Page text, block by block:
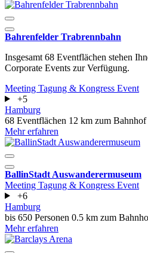
Bahrenfelder Trabrennbahn
Insgesamt 68 Eventflächen stehen
Corporate Events zur Verfügung.
Meeting Tagung & Kongress Event
+5
Hamburg
68 Eventflächen 12 km zum Bahnhof
Mehr erfahren
BallinStadt Auswanderermuseum
Meeting Tagung & Kongress Event
+6
Hamburg
bis 650 Personen 0.5 km zum
Mehr erfahren